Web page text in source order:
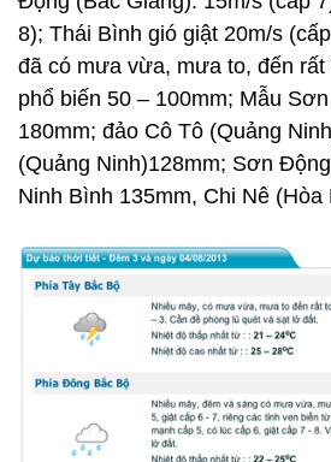
8); Thái Bình gió giật 20m/s
đã có mưa vừa, mưa to, đến
phổ biến 50 – 100mm; Mẫu
180mm; đảo Cô Tô (Quảng
(Quảng Ninh)128mm; Sơn
Ninh Bình 135mm, Chi Nê (Hòa